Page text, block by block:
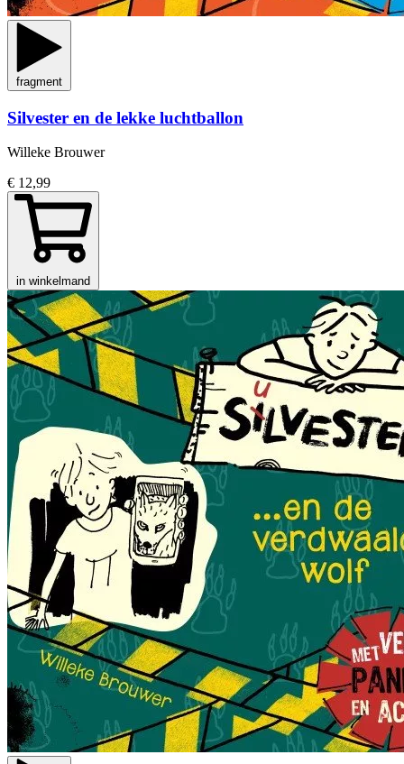
fragment
Silvester en de lekke luchtballon
Willeke Brouwer
€ 12,99
in winkelmand